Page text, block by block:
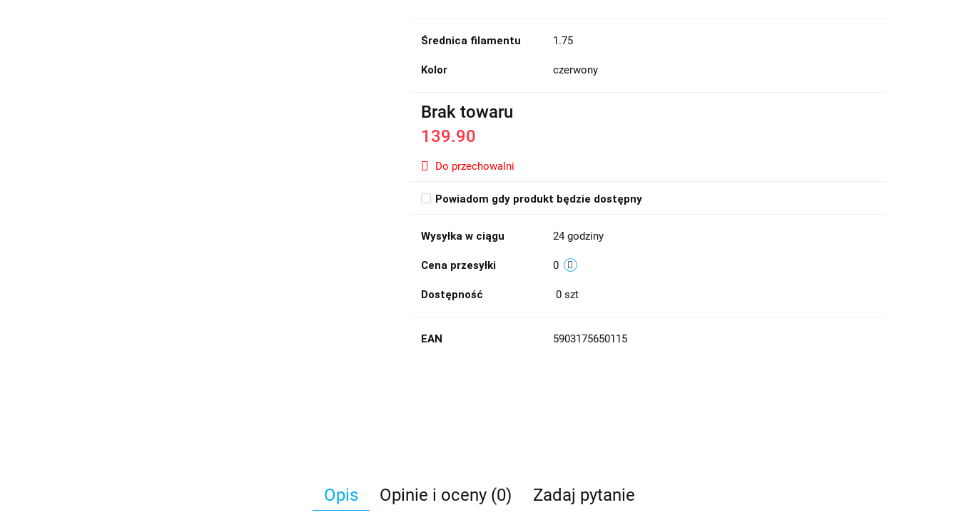
Średnica filamentu 1.75
Kolor czerwony
Brak towaru
139.90
Do przechowalni
Powiadom gdy produkt będzie dostępny
Wysyłka w ciągu 24 godziny
Cena przesyłki 0
Dostępność 0 szt
EAN 5903175650115
Opis Opinie i oceny (0) Zadaj pytanie